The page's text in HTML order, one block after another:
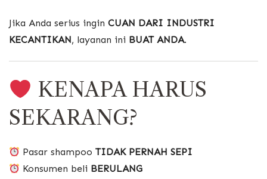
Jika Anda serius ingin CUAN DARI INDUSTRI
KECANTIKAN, layanan ini BUAT ANDA.
KENAPA HARUS
SEKARANG?
Pasar shampooTIDAK PERNAH SEPI
Konsumen beli BERULANG